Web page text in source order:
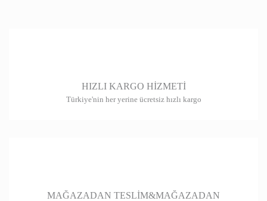
Ürün fiyatı diğer sitelerden daha pahalı.
Gönder
HIZLI KARGO HİZMETİ
Türkiye'nin her yerine ücretsiz hızlı kargo
MAĞAZADAN TESLİM&MAĞAZADAN